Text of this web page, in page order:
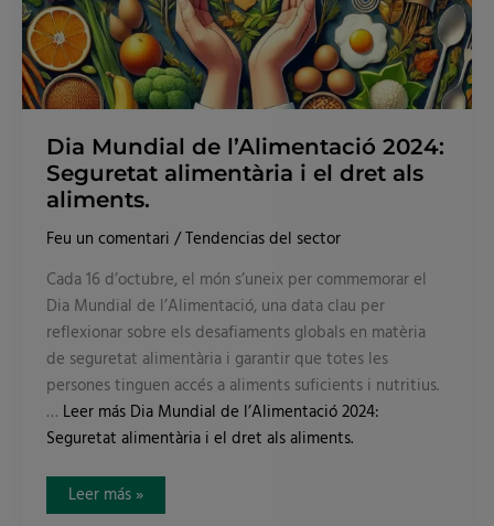
Dia Mundial de l’Alimentació 2024:
Seguretat alimentària i el dret als
aliments.
Feu un comentari /Tendencias del sector
Cada 16 d’octubre, el món s’uneix per commemorar el
Dia Mundial de l’Alimentació, una data clau per
reflexionar sobre els desafiaments globals en matèria
de seguretat alimentària i garantir que totes les
persones tinguen accés a aliments suficients i nutritius.
… Leer másDia Mundial de l’Alimentació 2024:
Seguretat alimentària i el dret als aliments.
Leer más »